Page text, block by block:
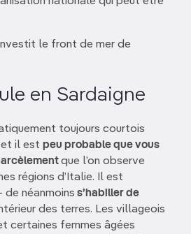
le front de mer de
en Sardaigne
toujours courtois
et il est peu probable que vous
que l’on observe
régions d’Italie. Il est
néanmoins s’habiller de
des terres. Les villageois
certaines femmes âgées